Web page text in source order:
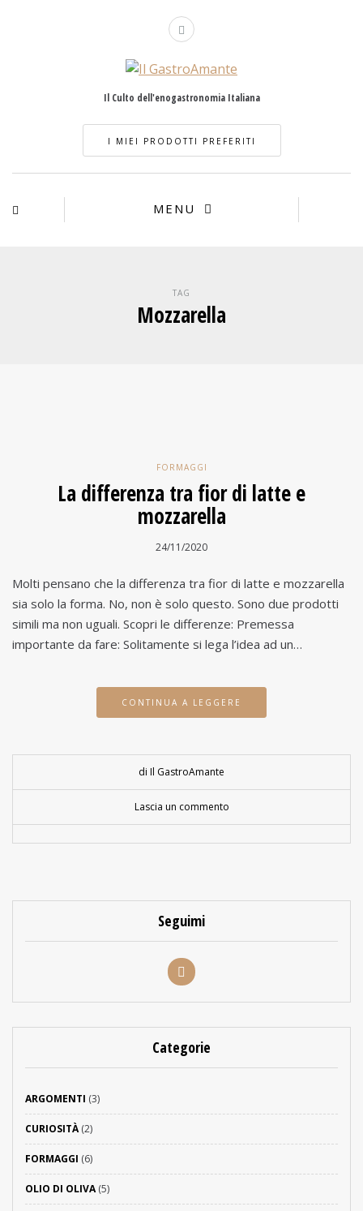
Il Culto dell'enogastronomia Italiana
I MIEI PRODOTTI PREFERITI
MENU
TAG
Mozzarella
FORMAGGI
La differenza tra fior di latte e
mozzarella
24/11/2020
Molti pensano che la differenza tra fior di latte e mozzarella
sia solo la forma. No, non è solo questo. Sono due prodotti
simili ma non uguali. Scopri le differenze: Premessa
importante da fare: Solitamente si lega l’idea ad un…
CONTINUA A LEGGERE
di Il GastroAmante
Lascia un commento
Seguimi
Categorie
ARGOMENTI (3)
CURIOSITÀ(2)
FORMAGGI (6)
OLIO DI OLIVA(5)